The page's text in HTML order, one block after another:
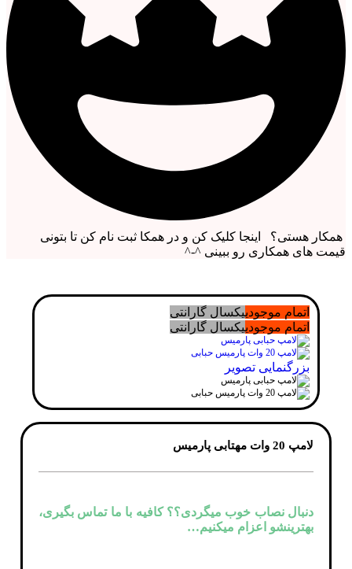
همکار هستی؟ اینجا کلیک کن و در همکا ثبت نام کن تا بتونی
قیمت های همکاری رو ببینی ^-^
اتمام موجودییکسال گارانتی
اتمام موجودییکسال گارانتی
بزرگنمایی تصویر
لامپ 20 وات مهتابی پارمیس
دنبال نصاب خوب میگردی؟؟ کافیه با ما تماس بگیری،
بهترینشو اعزام میکنیم…